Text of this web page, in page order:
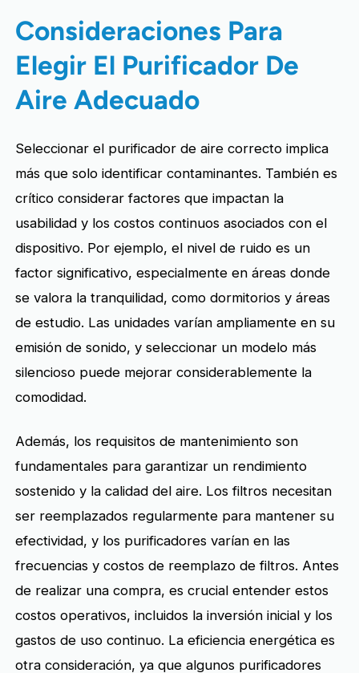
Consideraciones Para
Elegir El Purificador De
Aire Adecuado
Seleccionar el purificador de aire correcto implica
más que solo identificar contaminantes. También es
crítico considerar factores que impactan la
usabilidad y los costos continuos asociados con el
dispositivo. Por ejemplo, el nivel de ruido es un
factor significativo, especialmente en áreas donde
se valora la tranquilidad, como dormitorios y áreas
de estudio. Las unidades varían ampliamente en su
emisión de sonido, y seleccionar un modelo más
silencioso puede mejorar considerablemente la
comodidad.
Además, los requisitos de mantenimiento son
fundamentales para garantizar un rendimiento
sostenido y la calidad del aire. Los filtros necesitan
ser reemplazados regularmente para mantener su
efectividad, y los purificadores varían en las
frecuencias y costos de reemplazo de filtros. Antes
de realizar una compra, es crucial entender estos
costos operativos, incluidos la inversión inicial y los
gastos de uso continuo. La eficiencia energética es
otra consideración, ya que algunos purificadores